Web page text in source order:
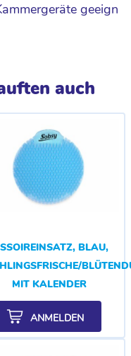
geeign
auch
BLAU,
MIT KALENDER
ANMELDEN